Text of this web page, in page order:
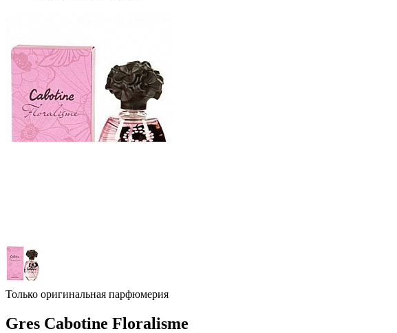
Только оригинальная парфюмерия
Gres Cabotine Floralisme